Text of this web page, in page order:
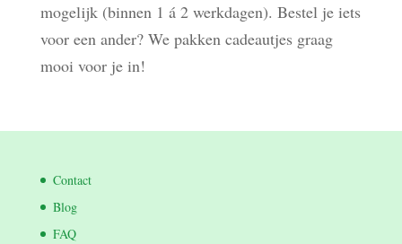
mogelijk (binnen 1 á 2 werkdagen). Bestel je iets
voor een ander? We pakken cadeautjes graag
mooi voor je in!
Contact
Blog
FAQ